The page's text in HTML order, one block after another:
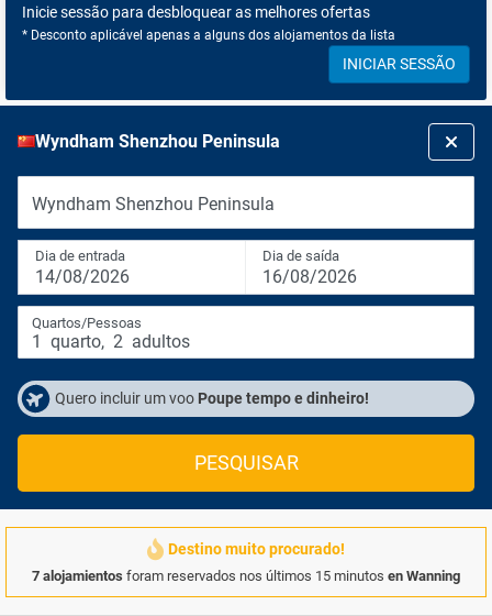
Inicie sessão para desbloquear as melhores ofertas
* Desconto aplicável apenas a alguns dos alojamentos da lista
INICIAR SESSÃO
Wyndham Shenzhou Peninsula
Wyndham Shenzhou Peninsula
Dia de entrada
14/08/2026
Dia de saída
16/08/2026
Quartos/Pessoas
1 quarto, 2 adultos
Quero incluir um voo Poupe tempo e dinheiro!
PESQUISAR
Destino muito procurado!
7 alojamientos foram reservados nos últimos 15 minutos en Wanning